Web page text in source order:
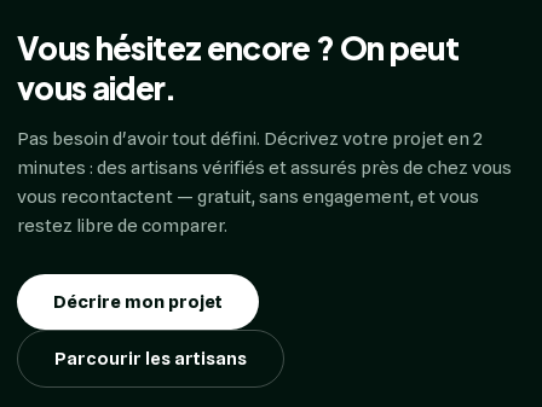
Vous hésitez encore ? On peut
vous aider.
Pas besoin d'avoir tout défini. Décrivez votre projet en 2
minutes : des artisans vérifiés et assurés près de chez vous
vous recontactent — gratuit, sans engagement, et vous
restez libre de comparer.
Décrire mon projet
Parcourir les artisans